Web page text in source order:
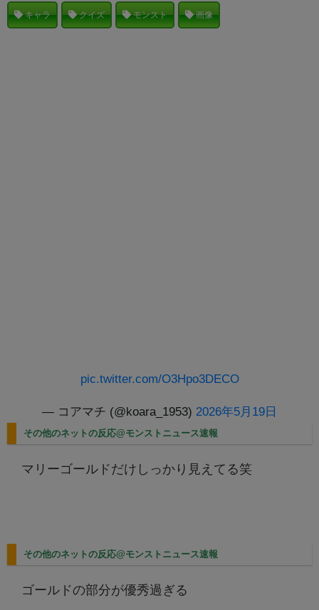
キャラ クイズ モンスト 画像
pic.twitter.com/O3Hpo3DECO
— コアマチ (@koara_1953) 2026年5月19日
その他のネットの反応@モンストニュース速報
マリーゴールドだけしっかり見えてる笑
その他のネットの反応@モンストニュース速報
ゴールドの部分が優秀過ぎる